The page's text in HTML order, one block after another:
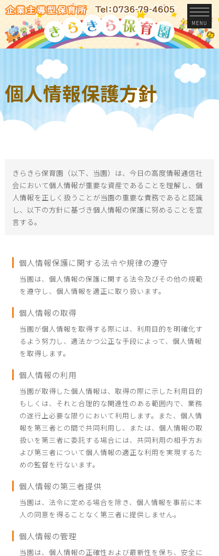
MENU
個人情報保護方針
きらきら保育園（以下、当園）は、今日の高度情報通信社
会において個人情報が重要な資産であることを理解し、個
人情報を正しく扱うことが当園の重要な責務であると認識
し、以下の方針に基づき個人情報の保護に努めることを宣
言する。
個人情報保護に関する法令や規律の遵守
当園は、個人情報の保護に関する法令及びその他の規範
を遵守し、個人情報を適正に取り扱います。
個人情報の取得
当園が個人情報を取得する際には、利用目的を明確化す
るよう努力し、適法かつ公正な手段によって、個人情報
を取得します。
個人情報の利用
当園が取得した個人情報は、取得の際に示した利用目的
もしくは、それと合理的な関連性のある範囲内で、業務
の遂行上必要な限りにおいて利用します。また、個人情
報を第三者との間で共同利用し、または、個人情報の取
扱いを第三者に委託する場合には、共同利用の相手方お
よび第三者について個人情報の適正な利用を実現するた
めの監督を行ないます。
個人情報の第三者提供
当園は、法令に定める場合を除き、個人情報を事前に本
人の同意を得ることなく第三者に提供しません。
個人情報の管理
当園は、個人情報の正確性および最新性を保ち、安全に